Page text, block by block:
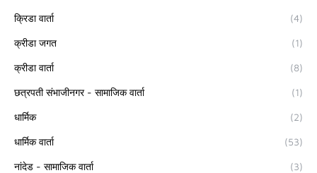
क्रिडा वार्ता (4)
क्रीडा जगत (1)
क्रीडा वार्ता (8)
छत्रपती संभाजीनगर - सामाजिक वार्ता (1)
धार्मिक (2)
धार्मिक वार्ता (53)
नांदेड - सामाजिक वार्ता (3)